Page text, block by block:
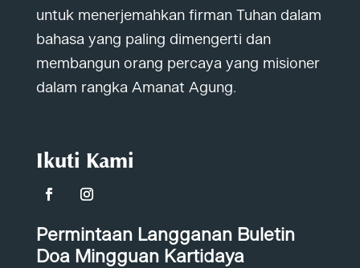
untuk menerjemahkan firman Tuhan dalam
bahasa yang paling dimengerti dan
membangun orang percaya yang misioner
dalam rangka Amanat Agung.
Ikuti Kami
Permintaan Langganan Buletin
Doa Mingguan Kartidaya